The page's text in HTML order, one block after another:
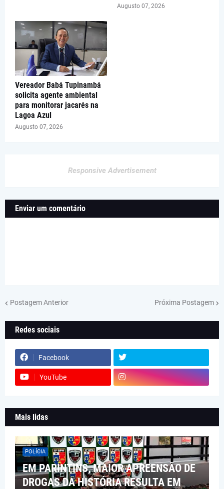
Augusto 07, 2026
Vereador Babá Tupinambá
solicita agente ambiental
para monitorar jacarés na
Lagoa Azul
Augusto 07, 2026
Responsive Advertisement
Enviar um comentário
Postagem Anterior Próxima Postagem
Redes sociais
Facebook
YouTube
Mais lidas
POLÍCIA
EM PARINTINS, MAIOR APREENSÃO DE
DROGAS DA HISTÓRIA RESULTA EM